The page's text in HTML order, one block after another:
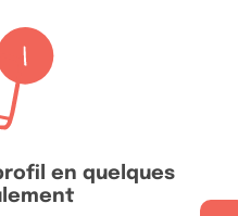
en quelques